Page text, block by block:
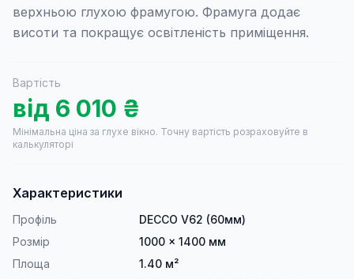
верхньою глухою фрамугою. Фрамуга додає
висоти та покращує освітленість приміщення.
Вартість
від 6 010 ₴
Мінімальна ціна за глухе вікно. Точну вартість розраховуйте в
калькуляторі
Характеристики
Профіль
DECCO V62 (60мм)
Розмір
1000 × 1400 мм
Площа
1.40 м²